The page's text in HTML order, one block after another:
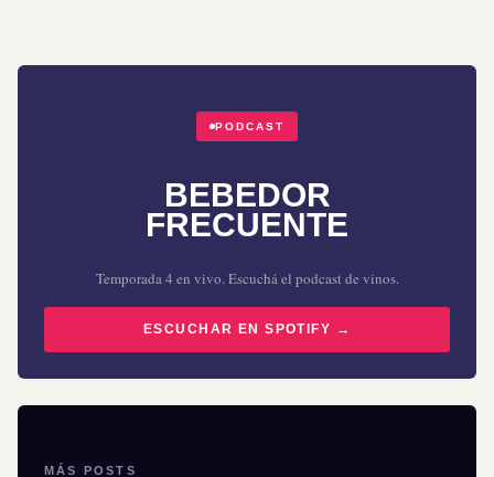
PODCAST
BEBEDOR
FRECUENTE
Temporada 4 en vivo. Escuchá el podcast de vinos.
ESCUCHAR EN SPOTIFY →
MÁS POSTS